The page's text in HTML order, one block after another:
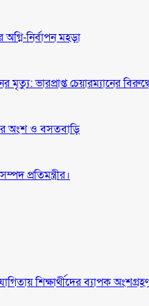
নির্বাপন মহড়া
মৃত্যু: ভারপ্রাপ্ত চেয়ারম্যানের
অংশ ও বসতবাড়ি
প্রতিমন্ত্রীর।
শিক্ষার্থীদের ব্যাপক